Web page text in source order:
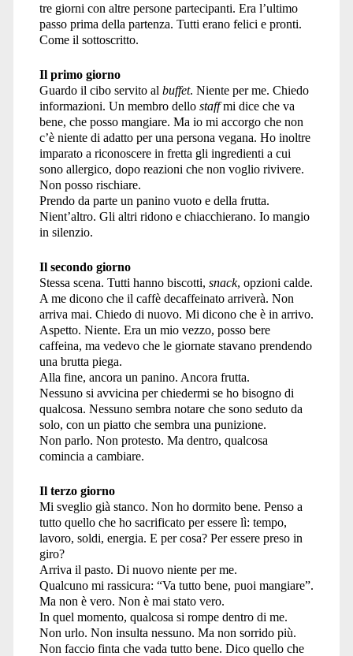
tre giorni con altre persone partecipanti. Era l’ultimo
passo prima della partenza. Tutti erano felici e pronti.
Come il sottoscritto.
Il primo giorno
Guardo il cibo servito al buffet. Niente per me. Chiedo
informazioni. Un membro dello staffmi dice che va
bene, che posso mangiare. Ma io mi accorgo che non
c’è niente di adatto per una persona vegana. Ho inoltre
imparato a riconoscere in fretta gli ingredienti a cui
sono allergico, dopo reazioni che non voglio rivivere.
Non posso rischiare.
Prendo da parte un panino vuoto e della frutta.
Nient’altro. Gli altri ridono e chiacchierano. Io mangio
in silenzio.
Il secondo giorno
Stessa scena. Tutti hanno biscotti, snack, opzioni calde.
A me dicono che il caffè decaffeinato arriverà. Non
arriva mai. Chiedo di nuovo. Mi dicono che è in arrivo.
Aspetto. Niente. Era un mio vezzo, posso bere
caffeina, ma vedevo che le giornate stavano prendendo
una brutta piega.
Alla fine, ancora un panino. Ancora frutta.
Nessuno si avvicina per chiedermi se ho bisogno di
qualcosa. Nessuno sembra notare che sono seduto da
solo, con un piatto che sembra una punizione.
Non parlo. Non protesto. Ma dentro, qualcosa
comincia a cambiare.
Il terzo giorno
Mi sveglio già stanco. Non ho dormito bene. Penso a
tutto quello che ho sacrificato per essere lì: tempo,
lavoro, soldi, energia. E per cosa? Per essere preso in
giro?
Arriva il pasto. Di nuovo niente per me.
Qualcuno mi rassicura: “Va tutto bene, puoi mangiare”.
Ma non è vero. Non è mai stato vero.
In quel momento, qualcosa si rompe dentro di me.
Non urlo. Non insulta nessuno. Ma non sorrido più.
Non faccio finta che vada tutto bene. Dico quello che